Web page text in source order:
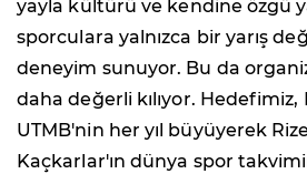
yayla kültürü ve kendine özgü
sporculara yalnızca bir yarış
deneyim sunuyor. Bu da
daha değerli kılıyor. Hedefimiz,
UTMB'nin her yıl büyüyerek
Kaçkarlar'ın dünya spor